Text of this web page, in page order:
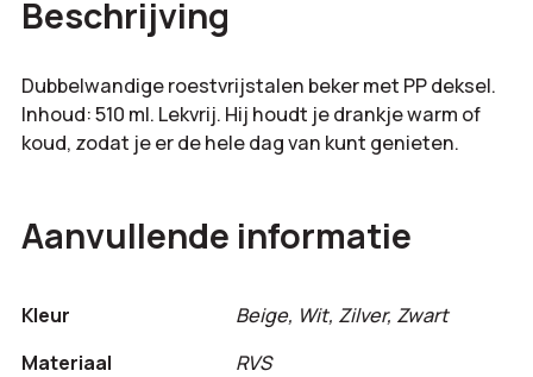
totaal:
Beschrijving
Dubbelwandige roestvrijstalen beker met PP deksel.
Inhoud: 510 ml. Lekvrij. Hij houdt je drankje warm of
koud, zodat je er de hele dag van kunt genieten.
Aanvullende informatie
Kleur
Beige, Wit, Zilver, Zwart
Materiaal
RVS